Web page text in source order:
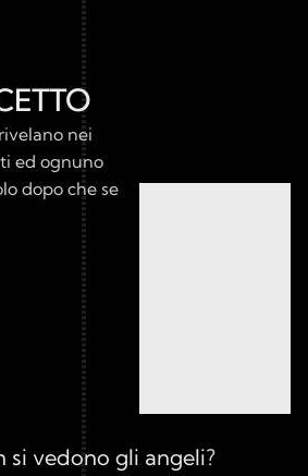
nei
ed ognuno
dopo che se
si vedono gli angeli?